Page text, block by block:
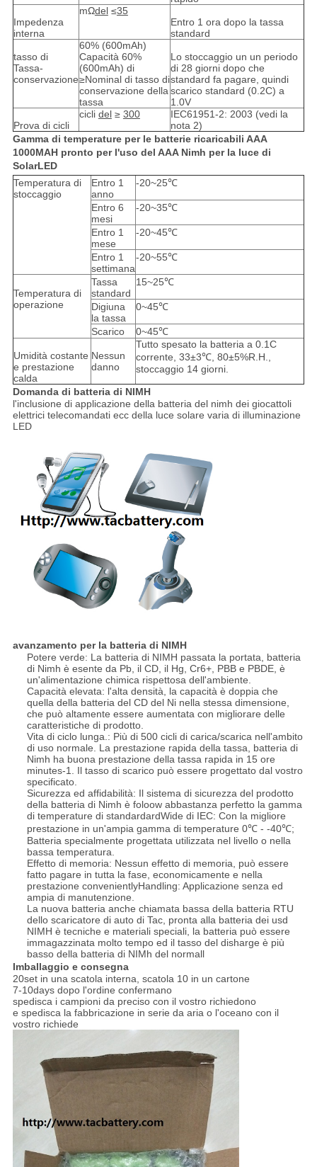
Impedenza
interna
mΩdel≤35
Entro 1 ora dopo la tassa
standard
tasso di
Tassa-
conservazione
60% (600mAh)
Capacità 60%
(600mAh) di
≥Nominal di tasso di
conservazione della
tassa
Lo stoccaggio un un periodo
di 28 giorni dopo che
standard fa pagare, quindi
scarico standard (0.2C) a
1.0V
Prova di cicli
cicli del≥ 300
IEC61951-2: 2003 (vedi la
nota 2)
Gamma di temperature per le batterie ricaricabili AAA
1000MAH pronto per l'uso del AAA Nimh per la luce di
SolarLED
Temperatura di
stoccaggio
Entro 1
anno
-20~25℃
Entro 6
mesi
-20~35℃
Entro 1
mese
-20~45℃
Entro 1
settimana
-20~55℃
Temperatura di
operazione
Tassa
standard
15~25℃
Digiuna
la tassa
0~45℃
Scarico 0~45℃
Umidità costante
e prestazione
calda
Nessun
danno
Tutto spesato la batteria a 0.1C
corrente, 33±3℃, 80±5%R.H.,
stoccaggio 14 giorni.
Domanda di batteria di NIMH
l'inclusione di applicazione della batteria del nimh dei giocattoli
elettrici telecomandati ecc della luce solare varia di illuminazione
LED
avanzamento per la batteria di NIMH
Potere verde: La batteria di NIMH passata la portata, batteria
di Nimh è esente da Pb, il CD, il Hg, Cr6+, PBB e PBDE, è
un'alimentazione chimica rispettosa dell'ambiente.
Capacità elevata: l'alta densità, la capacità è doppia che
quella della batteria del CD del Ni nella stessa dimensione,
che può altamente essere aumentata con migliorare delle
caratteristiche di prodotto.
Vita di ciclo lunga.: Più di 500 cicli di carica/scarica nell'ambito
di uso normale. La prestazione rapida della tassa, batteria di
Nimh ha buona prestazione della tassa rapida in 15 ore
minutes-1. Il tasso di scarico può essere progettato dal vostro
specificato.
Sicurezza ed affidabilità: Il sistema di sicurezza del prodotto
della batteria di Nimh è foloow abbastanza perfetto la gamma
di temperature di standardardWide di IEC: Con la migliore
prestazione in un'ampia gamma di temperature 0℃ - -40℃;
Batteria specialmente progettata utilizzata nel livello o nella
bassa temperatura.
Effetto di memoria: Nessun effetto di memoria, può essere
fatto pagare in tutta la fase, economicamente e nella
prestazione convenientlyHandling: Applicazione senza ed
ampia di manutenzione.
La nuova batteria anche chiamata bassa della batteria RTU
dello scaricatore di auto di Tac, pronta alla batteria dei usd
NIMH è tecniche e materiali speciali, la batteria può essere
immagazzinata molto tempo ed il tasso del disharge è più
basso della batteria di NIMh del normall
Imballaggio e consegna
20set in una scatola interna, scatola 10 in un cartone
7-10days dopo l'ordine confermano
spedisca i campioni da preciso con il vostro richiedono
e spedisca la fabbricazione in serie da aria o l'oceano con il
vostro richiede